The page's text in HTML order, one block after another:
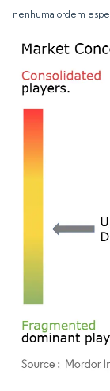
nenhuma ordem